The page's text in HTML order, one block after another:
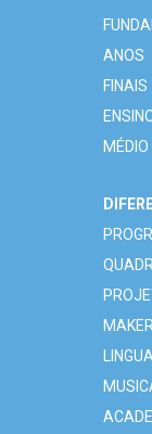
ANOS
FINAIS
MÉDIO